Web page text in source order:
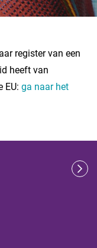
register van een
heeft van
EU: ga naar het